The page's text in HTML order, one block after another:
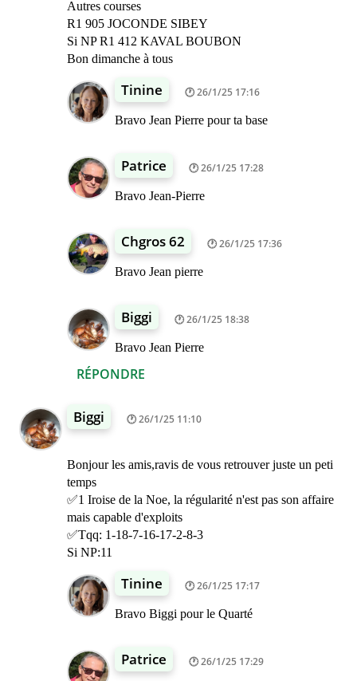
Autres courses
R1 905 JOCONDE SIBEY
Si NP R1 412 KAVAL BOUBON
Bon dimanche à tous
RÉPONDRE
Tinine 26/1/25 17:16
Bravo Jean Pierre pour ta base
Patrice 26/1/25 17:28
Bravo Jean-Pierre
Chgros 62 26/1/25 17:36
Bravo Jean pierre
Biggi 26/1/25 18:38
Bravo Jean Pierre
Biggi 26/1/25 11:10
Bonjour les amis,ravis de vous retrouver juste un peti
temps
✅1 Iroise de la Noe, la régularité n'est pas son affaire
mais capable d'exploits
✅Tqq: 1-18-7-16-17-2-8-3
Si NP:11
Tinine 26/1/25 17:17
Bravo Biggi pour le Quarté
Patrice 26/1/25 17:29